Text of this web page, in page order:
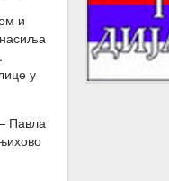
и
насиља
у
Павла